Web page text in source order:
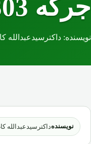
نویسنده: داکترسیدعبدالله کاظم |
داکترسیدعبدالله